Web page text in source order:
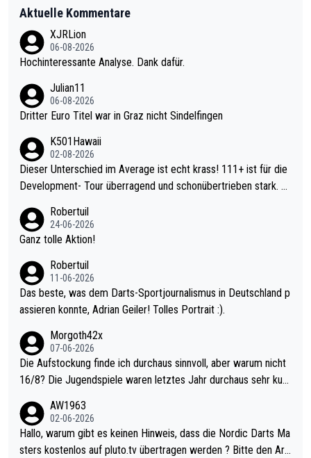
Aktuelle Kommentare
XJRLion
06-08-2026
Hochinteressante Analyse. Dank dafür.
Julian11
06-08-2026
Dritter Euro Titel war in Graz nicht Sindelfingen
K501Hawaii
02-08-2026
Dieser Unterschied im Average ist echt krass! 111+ ist für die
Development- Tour überragend und schonübertrieben stark. U
mal 40+ erst recht. Da gewinnst keinen Blumentopf - ist ja noc
h krasser wie ein Pokalspiel eines Kreisligisten vs einem Bund
Robertuil
24-06-2026
Ganz tolle Aktion!
Robertuil
11-06-2026
Das beste, was dem Darts-Sportjournalismus in Deutschland p
assieren konnte, Adrian Geiler! Tolles Portrait :).
Morgoth42x
07-06-2026
Die Aufstockung finde ich durchaus sinnvoll, aber warum nicht
16/8? Die Jugendspiele waren letztes Jahr durchaus sehr kurz
Allerdings ist Mitchell Lawrie als Nummer 1 der Welt eh qualifi
ziert. Somit ändert die automatische Qualifikation des Weltmei
sters erstmal nichts. Ich denke sie wollen damit für nächstes J
AW1963
02-06-2026
Hallo, warum gibt es keinen Hinweis, dass die Nordic Darts Ma
sters kostenlos auf pluto.tv übertragen werden ? Bitte den Arti